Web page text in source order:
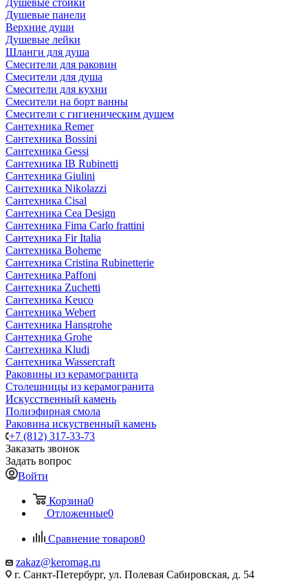
Душевые стойки
Душевые панели
Верхние души
Душевые лейки
Шланги для душа
Смесители для раковин
Смесители для душа
Смесители для кухни
Смесители на борт ванны
Смесители с гигиеническим душем
Сантехника Remer
Сантехника Bossini
Сантехника Gessi
Сантехника IB Rubinetti
Сантехника Giulini
Сантехника Nikolazzi
Сантехника Cisal
Сантехника Cea Design
Сантехника Fima Carlo frattini
Сантехника Fir Italia
Сантехника Boheme
Сантехника Cristina Rubinetterie
Сантехника Paffoni
Сантехника Zuchetti
Сантехника Keuco
Сантехника Webert
Сантехника Hansgrohe
Сантехника Grohe
Сантехника Kludi
Сантехника Wassercraft
Раковины из керамогранита
Столешницы из керамогранита
Искусственный камень
Полиэфирная смола
Раковина искуственный камень
+7 (812) 317-33-73
Заказать звонок
Задать вопрос
Войти
Корзина0
Отложенные0
Сравнение товаров0
zakaz@keromag.ru
г. Санкт-Петербург, ул. Полевая Сабировская, д. 54